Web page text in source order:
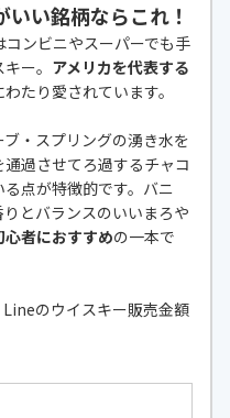
い銘柄ならこれ！
コンビニやスーパーでも手
ー。 アメリカを代表する
たり愛されています。
・スプリングの湧き水を
過させてろ過するチャコ
点が特徴的です。バニ
とバランスのいいまろや
心者におすすめの一本で
のウイスキー販売金額